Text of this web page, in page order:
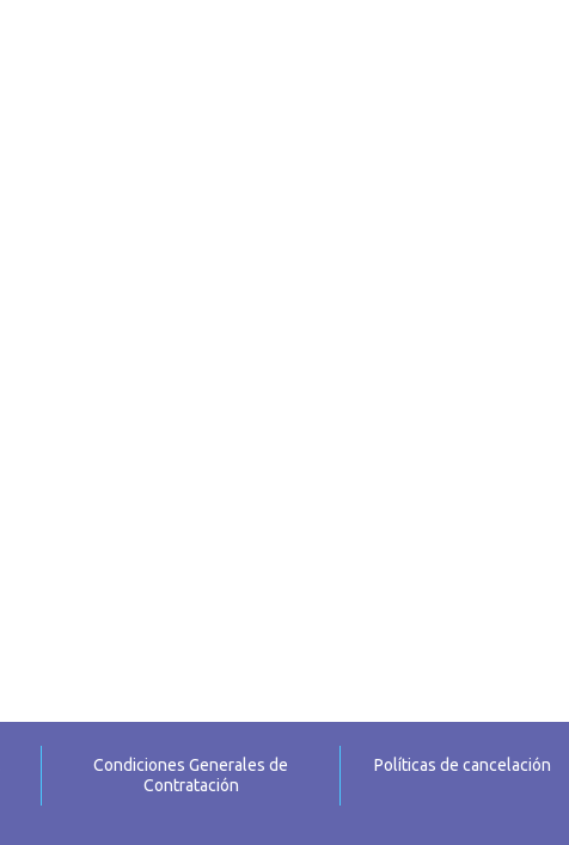
Condiciones Generales de
Contratación
Políticas de cancelación